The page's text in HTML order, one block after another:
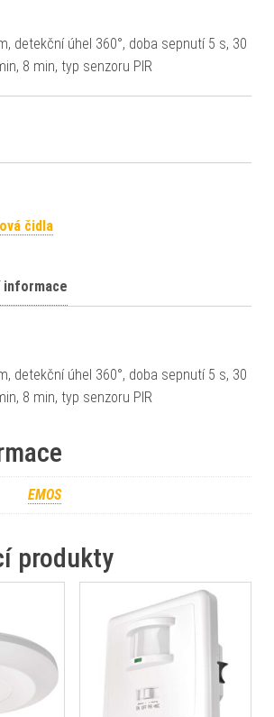
detekční úhel 360°, doba sepnutí 5 s, 30
8 min, typ senzoru PIR
čidla
informace
detekční úhel 360°, doba sepnutí 5 s, 30
8 min, typ senzoru PIR
EMOS
produkty